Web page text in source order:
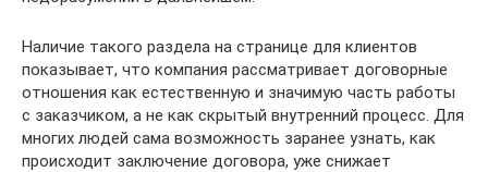
Наличие такого раздела на странице для клиентов
показывает, что компания рассматривает договорные
отношения как естественную и значимую часть работы
с заказчиком, а не как скрытый внутренний процесс. Для
многих людей сама возможность заранее узнать, как
происходит заключение договора, уже снижает